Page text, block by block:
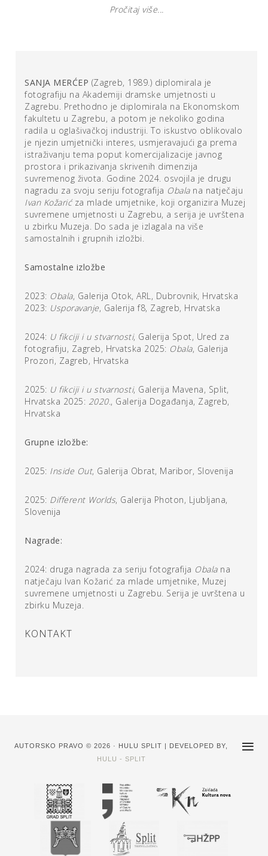
se vizualno iskustvo ponovno povezuje s tijelom,
vremenom i svakodnevicom. Time se autoričina praksa
Upravo detalj koji ne traži da bude viđen, već da bude
primijećen, poziva na pažnju i ponovno učenje gledanja,
izvan uvriježena medijska pogleda. Gledanja u kojem
vrijednost ne proizlazi iz teme, nego dubine susreta s
njom. Takav fokus djeluje kao kontrapunkt dominantnoj
vizualnoj logici kapitalizma, u kojoj imperativi postaju sjaj
reklama, brzina izmjene pokretnih slika i trendova na
društvenim mrežama. Izložene fotografije nemaju
kompetitivni karakter medijske slike, ne žele nam prodati
nepostojeći “idealni” svijet, već služe kao prostor
zadržavanja na detalju, promatranja i prisutnosti. U tom
smislu seriju je moguće povezati i s promišljanjima Byung-
Chul Hana o vizualnim praksama kontemplacije, u kojima
Fotografije ne nude jasnu poruku niti spektakl, već
interpretacije i na iskustvo prisutnosti.
su i prenaglašenog šarenila te pretjerane digitalne dorade
čime se dodatno naglašava autentičnost prizora i
omogućuje da pažnja gledatelja ostane usmjerena na
teksturu materijala, nagib svjetlosti koji otkriva doba
dana, neprimjetne odnose među elementima u kadru. Tek
tada fotografija ostvaruje svoj pun potencijal mjesta
sa svijetom. Premda banalizirana, polaganost je danas čin
njezinu kontemplativnu i relacijsku dimenziju.
Ana Čukušić
Pročitaj više...
SANJA MERĆEP (Zagreb, 1989.) diplomirala je
fotografiju na Akademiji dramske umjetnosti u
Zagrebu. Prethodno je diplomirala na Ekonomskom
fakultetu u Zagrebu, a potom je nekoliko godina
radila u oglašivačkoj industriji. To iskustvo oblikovalo
je njezin umjetnički interes, usmjeravajući ga prema
istraživanju tema poput komercijalizacije javnog
prostora i prikazivanja skrivenih dimenzija
suvremenog života. Godine 2024. osvojila je drugu
nagradu za svoju seriju fotografija Obala na natječaju
Ivan Kožarić za mlade umjetnike, koji organizira Muzej
suvremene umjetnosti u Zagrebu, a serija je uvrštena
u zbirku Muzeja. Do sada je izlagala na više
samostalnih i grupnih izložbi.
Samostalne izložbe
2023: Obala, Galerija Otok, ARL, Dubrovnik, Hrvatska
2023: Usporavanje, Galerija f8, Zagreb, Hrvatska
2024: U fikciji i u stvarnosti, Galerija Spot, Ured za
fotografiju, Zagreb, Hrvatska 2025: Obala, Galerija
Prozori, Zagreb, Hrvatska
2025: U fikciji i u stvarnosti, Galerija Mavena, Split,
Hrvatska 2025: 2020., Galerija Događanja, Zagreb,
Hrvatska
Grupne izložbe:
2025: Inside Out, Galerija Obrat, Maribor, Slovenija
2025: Different Worlds, Galerija Photon, Ljubljana,
Slovenija
Nagrade:
2024: druga nagrada za seriju fotografija Obala na
natječaju Ivan Kožarić za mlade umjetnike, Muzej
suvremene umjetnosti u Zagrebu. Serija je uvrštena u
zbirku Muzeja.
KONTAKT
AUTORSKO PRAVO © 2026 · HULU SPLIT | DEVELOPED BY,
HULU - SPLIT